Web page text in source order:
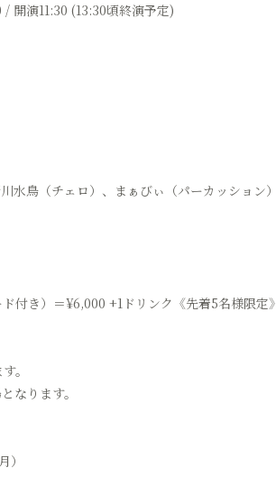
/ 開演11:30 (13:30頃終演予定)
水鳥（チェロ）、まぁびぃ（パーカッション）
付き）＝¥6,000 +1ドリンク《先着5名様限定》
。
なります。